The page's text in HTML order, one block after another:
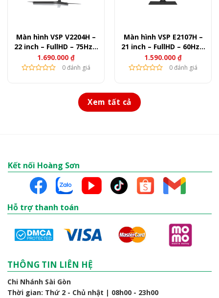
Màn hình VSP V2204H –
22 inch – FullHD – 75Hz –
250nits
1.690.000 ₫
0 đánh giá
Màn hình VSP E2107H –
21 inch – FullHD – 60Hz –
200nits
1.590.000 ₫
0 đánh giá
Xem tất cả
Kết nối Hoàng Sơn
Hỗ trợ thanh toán
THÔNG TIN LIÊN HỆ
Chi Nhánh Sài Gòn
Thời gian: Thứ 2 - Chủ nhật | 08h00 - 23h00